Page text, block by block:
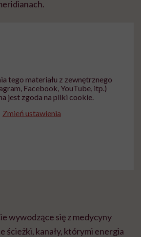
tego materiału z zewnętrznego
Facebook, YouTube, itp.)
jest zgoda na pliki cookie.
Zmień ustawienia
wywodzące się z medycyny
ścieżki, kanały, którymi energia